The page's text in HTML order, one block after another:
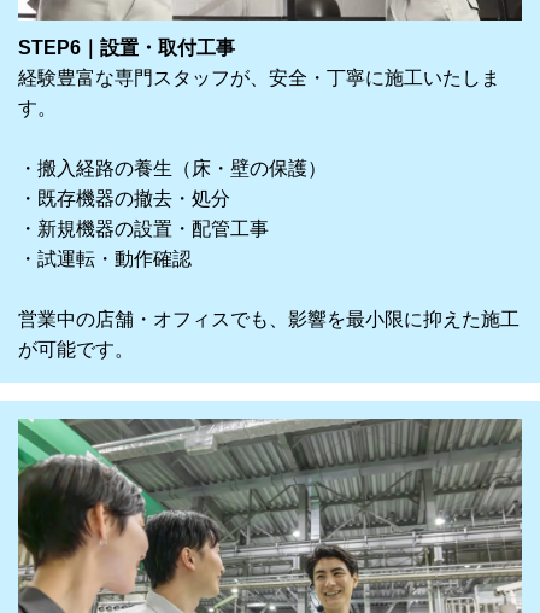
STEP6｜設置・取付工事
経験豊富な専門スタッフが、安全・丁寧に施工いたしま
す。
・搬入経路の養生（床・壁の保護）
・既存機器の撤去・処分
・新規機器の設置・配管工事
・試運転・動作確認
営業中の店舗・オフィスでも、影響を最小限に抑えた施工
が可能です。